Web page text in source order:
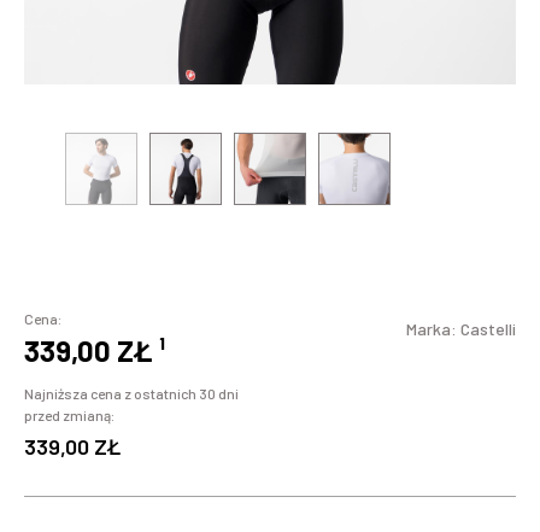
Cena:
339,00 ZŁ ¹
Najniższa cena z ostatnich 30 dni
przed zmianą:
339,00 ZŁ
Marka: Castelli